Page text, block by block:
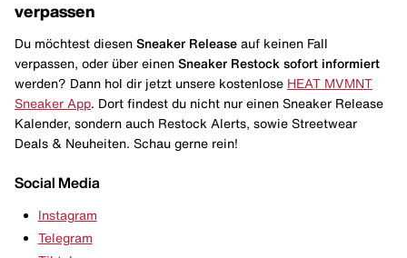
verpassen
Du möchtest diesen Sneaker Release auf keinen Fall
verpassen, oder über einen Sneaker Restock sofort informiert
werden? Dann hol dir jetzt unsere kostenlose HEAT MVMNT
Sneaker App. Dort findest du nicht nur einen Sneaker Release
Kalender, sondern auch Restock Alerts, sowie Streetwear
Deals & Neuheiten. Schau gerne rein!
Social Media
Instagram
Telegram